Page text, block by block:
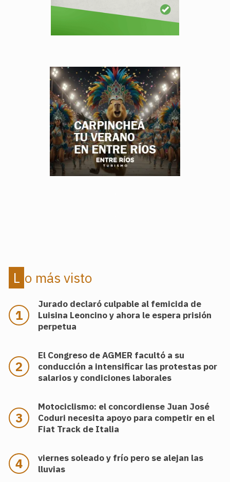
Lo más visto
Jurado declaró culpable al femicida de
Luisina Leoncino y ahora le espera prisión
perpetua
El Congreso de AGMER facultó a su
conducción a intensificar las protestas por
salarios y condiciones laborales
Motociclismo: el concordiense Juan José
Coduri necesita apoyo para competir en el
Fiat Track de Italia
viernes soleado y frío pero se alejan las
lluvias